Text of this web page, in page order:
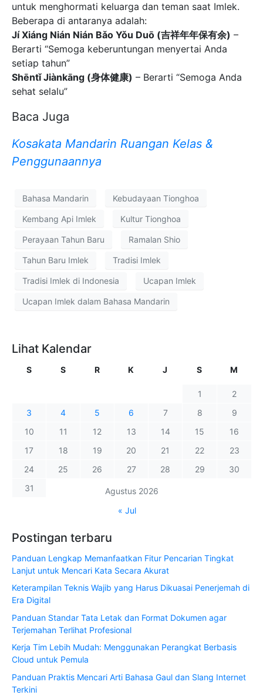
untuk menghormati keluarga dan teman saat Imlek.
Beberapa di antaranya adalah:
Jí Xiáng Nián Nián Bǎo Yǒu Duō (吉祥年年保有余) –
Berarti “Semoga keberuntungan menyertai Anda
setiap tahun”
Shēntǐ Jiànkāng (身体健康) – Berarti “Semoga Anda
sehat selalu”
Baca Juga
Kosakata Mandarin Ruangan Kelas &
Penggunaannya
Bahasa Mandarin Kebudayaan Tionghoa
Kembang Api Imlek Kultur Tionghoa
Perayaan Tahun Baru Ramalan Shio
Tahun Baru Imlek Tradisi Imlek
Tradisi Imlek di Indonesia Ucapan Imlek
Ucapan Imlek dalam Bahasa Mandarin
Lihat Kalendar
Agustus 2026
S S R K J S M
1
2
3
4 5 6 7 8
9
10
11 12 13 14 15
16
17
18 19 20 21 22
23
24
25 26 27 28 29
30
31
« Jul
Postingan terbaru
Panduan Lengkap Memanfaatkan Fitur Pencarian Tingkat
Lanjut untuk Mencari Kata Secara Akurat
Keterampilan Teknis Wajib yang Harus Dikuasai Penerjemah di
Era Digital
Panduan Standar Tata Letak dan Format Dokumen agar
Terjemahan Terlihat Profesional
Kerja Tim Lebih Mudah: Menggunakan Perangkat Berbasis
Cloud untuk Pemula
Panduan Praktis Mencari Arti Bahasa Gaul dan Slang Internet
Terkini